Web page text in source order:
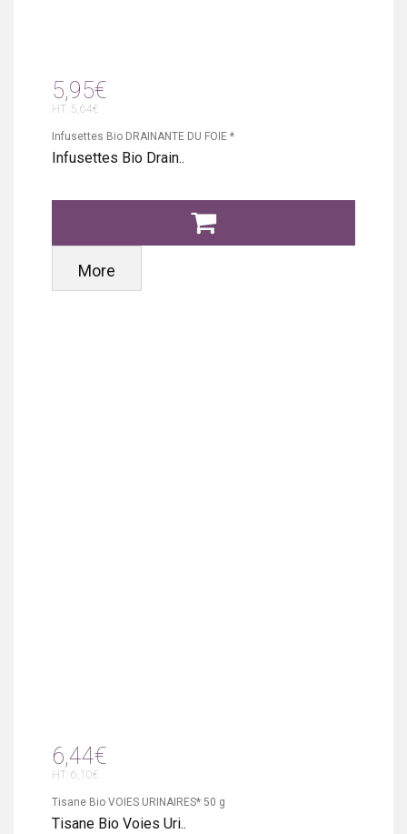
5,95€
HT: 5,64€
Infusettes Bio DRAINANTE DU FOIE *
Infusettes Bio Drain..
More
6,44€
HT: 6,10€
Tisane Bio VOIES URINAIRES* 50 g
Tisane Bio Voies Uri..